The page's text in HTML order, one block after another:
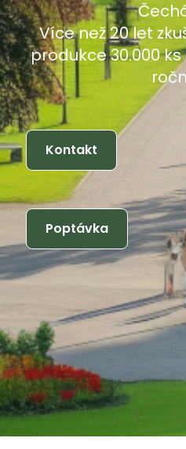
Více než 20 let
produkce 30.000
Kontakt
Poptávka